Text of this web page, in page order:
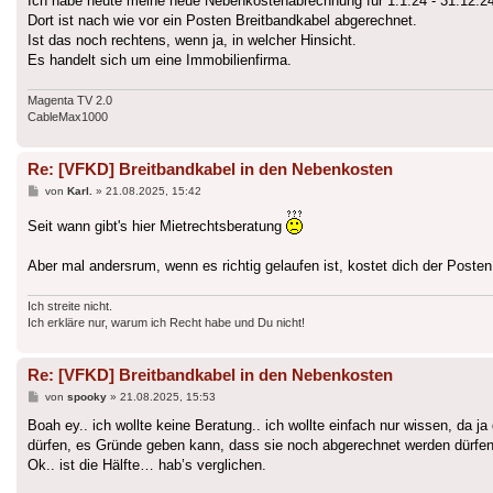
Dort ist nach wie vor ein Posten Breitbandkabel abgerechnet.
Ist das noch rechtens, wenn ja, in welcher Hinsicht.
Es handelt sich um eine Immobilienfirma.
Magenta TV 2.0
CableMax1000
Re: [VFKD] Breitbandkabel in den Nebenkosten
Beitrag
von Karl. » 21.08.2025, 15:42
Seit wann gibt's hier Mietrechtsberatung
Aber mal andersrum, wenn es richtig gelaufen ist, kostet dich der Posten
Ich streite nicht.
Ich erkläre nur, warum ich Recht habe und Du nicht!
Re: [VFKD] Breitbandkabel in den Nebenkosten
Beitrag
von spooky» 21.08.2025, 15:53
Boah ey.. ich wollte keine Beratung.. ich wollte einfach nur wissen, da
dürfen, es Gründe geben kann, dass sie noch abgerechnet werden dürfen.
Ok.. ist die Hälfte… hab’s verglichen.